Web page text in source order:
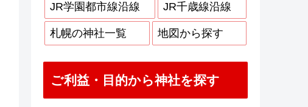
JR学園都市線沿線 JR千歳線沿線
札幌の神社一覧 地図から探す
ご利益・目的から神社を探す